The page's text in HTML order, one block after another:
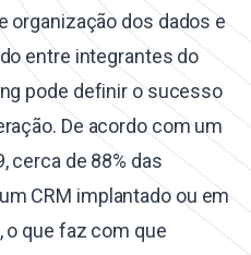
organização dos dados e
entre integrantes do
pode definir o sucesso
De acordo com um
cerca de 88% das
CRM implantado ou em
o que faz com que